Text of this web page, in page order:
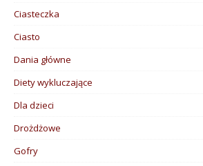
Ciasteczka
Ciasto
Dania główne
Diety wykluczające
Dla dzieci
Drożdżowe
Gofry